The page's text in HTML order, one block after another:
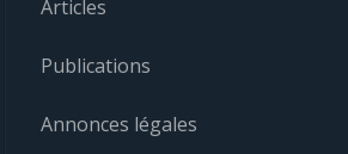
Articles
Publications
Annonces légales